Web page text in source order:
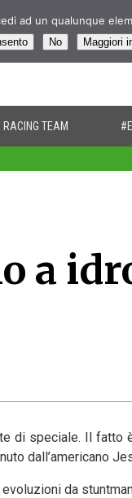
RACING TEAM
a
di speciale. Il
dall’americano
da
ad un qualunque
No Maggiori